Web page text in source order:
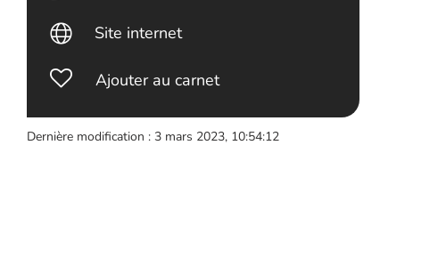
Site internet
Ajouter au carnet
Dernière modification : 3 mars 2023, 10:54:12